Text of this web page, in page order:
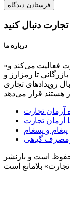
درباره ما
«فعالیت می‌کند و
تا رمزارز و
رویدادهای تجاری
آرمان تجارت
آرمان تجارت
پیغام و پسغام
گیاهی
است و بازنشر